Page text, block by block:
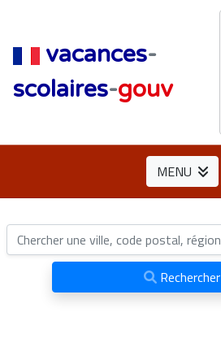
vacances-
scolaires-gouv
MENU
Rechercher